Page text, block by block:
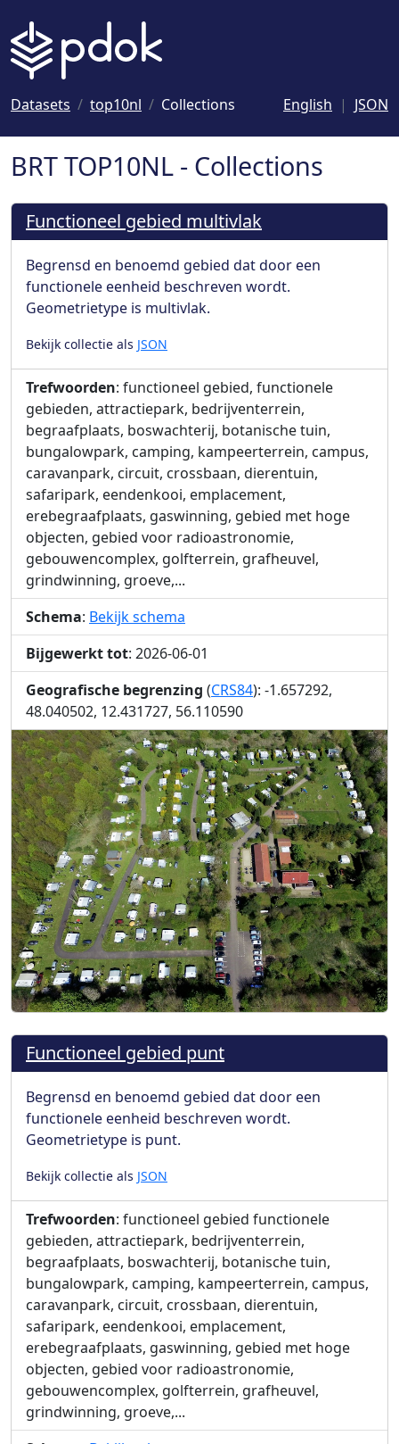
Datasets top10nl Collections English JSON
BRT TOP10NL - Collections
Functioneel gebied multivlak
Begrensd en benoemd gebied dat door een
functionele eenheid beschreven wordt.
Geometrietype is multivlak.
Bekijk collectie als JSON
Trefwoorden: functioneel gebied, functionele
gebieden, attractiepark, bedrijventerrein,
begraafplaats, boswachterij, botanische tuin,
bungalowpark, camping, kampeerterrein, campus,
caravanpark, circuit, crossbaan, dierentuin,
safaripark, eendenkooi, emplacement,
erebegraafplaats, gaswinning, gebied met hoge
objecten, gebied voor radioastronomie,
gebouwencomplex, golfterrein, grafheuvel,
grindwinning, groeve,...
Schema: Bekijk schema
Bijgewerkt tot: 2026-06-01
Geografische begrenzing (CRS84): -1.657292,
48.040502, 12.431727, 56.110590
Functioneel gebied punt
Begrensd en benoemd gebied dat door een
functionele eenheid beschreven wordt.
Geometrietype is punt.
Bekijk collectie als JSON
Trefwoorden: functioneel gebied functionele
gebieden, attractiepark, bedrijventerrein,
begraafplaats, boswachterij, botanische tuin,
bungalowpark, camping, kampeerterrein, campus,
caravanpark, circuit, crossbaan, dierentuin,
safaripark, eendenkooi, emplacement,
erebegraafplaats, gaswinning, gebied met hoge
objecten, gebied voor radioastronomie,
gebouwencomplex, golfterrein, grafheuvel,
grindwinning, groeve,...